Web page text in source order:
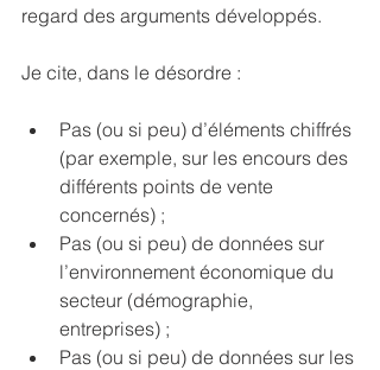
regard des arguments développés.
Je cite, dans le désordre :
Pas (ou si peu) d’éléments chiffrés
(par exemple, sur les encours des
différents points de vente
concernés) ;
Pas (ou si peu) de données sur
l’environnement économique du
secteur (démographie,
entreprises) ;
Pas (ou si peu) de données sur les